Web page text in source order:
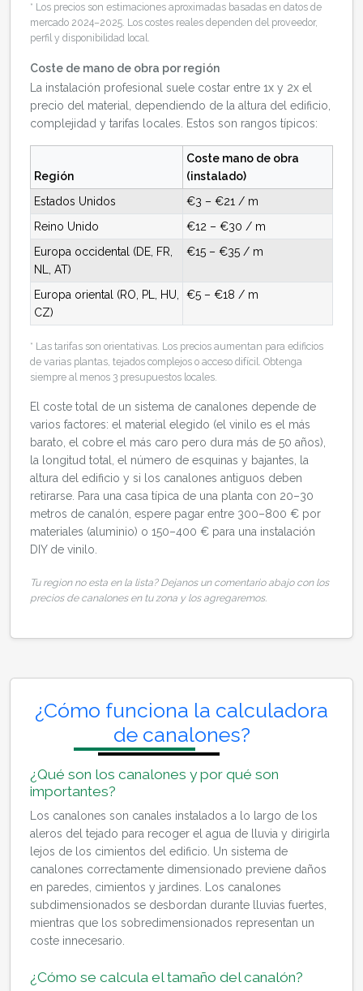
* Los precios son estimaciones aproximadas basadas en datos de
mercado 2024–2025. Los costes reales dependen del proveedor,
perfil y disponibilidad local.
Coste de mano de obra por región
La instalación profesional suele costar entre 1x y 2x el
precio del material, dependiendo de la altura del edificio,
complejidad y tarifas locales. Estos son rangos típicos:
Región
Coste mano de obra
(instalado)
Estados Unidos
€3 – €21 / m
Reino Unido
€12 – €30 / m
Europa occidental (DE, FR,
NL, AT)
€15 – €35 / m
Europa oriental (RO, PL, HU,
CZ)
€5 – €18 / m
* Las tarifas son orientativas. Los precios aumentan para edificios
de varias plantas, tejados complejos o acceso difícil. Obtenga
siempre al menos 3 presupuestos locales.
El coste total de un sistema de canalones depende de
varios factores: el material elegido (el vinilo es el más
barato, el cobre el más caro pero dura más de 50 años),
la longitud total, el número de esquinas y bajantes, la
altura del edificio y si los canalones antiguos deben
retirarse. Para una casa típica de una planta con 20–30
metros de canalón, espere pagar entre 300–800 € por
materiales (aluminio) o 150–400 € para una instalación
DIY de vinilo.
Tu region no esta en la lista? Dejanos un comentario abajo con los
precios de canalones en tu zona y los agregaremos.
¿Cómo funciona la calculadora
de canalones?
¿Qué son los canalones y por qué son
importantes?
Los canalones son canales instalados a lo largo de los
aleros del tejado para recoger el agua de lluvia y dirigirla
lejos de los cimientos del edificio. Un sistema de
canalones correctamente dimensionado previene daños
en paredes, cimientos y jardines. Los canalones
subdimensionados se desbordan durante lluvias fuertes,
mientras que los sobredimensionados representan un
coste innecesario.
¿Cómo se calcula el tamaño del canalón?